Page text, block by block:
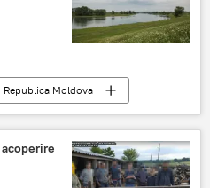
Republica Moldova
dig inundații